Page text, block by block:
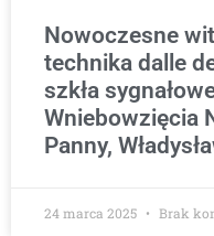
Nowoczesne
technika dalle
szkła
Wniebowzięcia
Panny,
24 marca 2025 Brak